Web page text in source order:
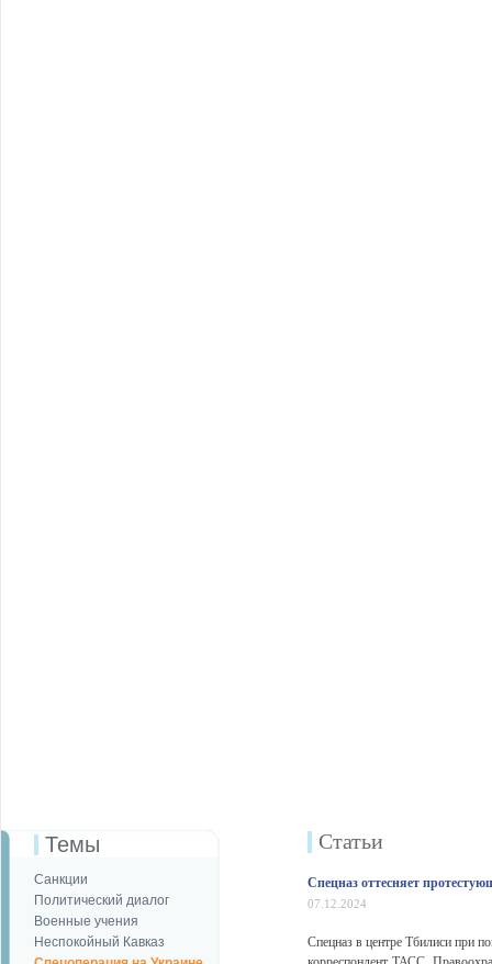
Темы
Санкции
Политический диалог
Военные учения
Неспокойный Кавказ
Статьи
Спецназ оттесняет
07.12.2024
Спецназ в центре Тбилиси при